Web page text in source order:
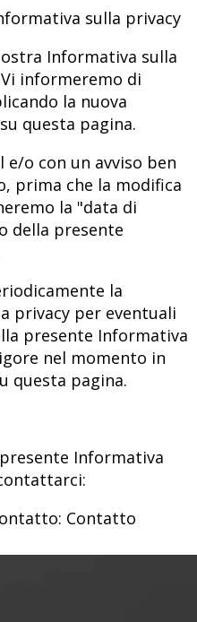
sulla privacy
Informativa sulla
informeremo di
la nuova
questa pagina.
o con un avviso ben
prima che la modifica
la "data di
della presente
la
privacy per eventuali
presente Informativa
nel momento in
questa pagina.
Informativa
Contatto